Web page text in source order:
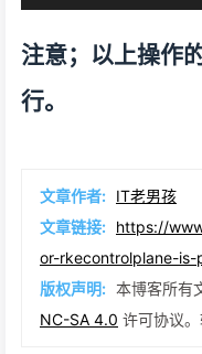
注意；以上操作
行。
文章作者: IT老男孩
文章链接: https://
or-rkecontrolplane-is-
版权声明: 本博客所有
NC-SA 4.0 许可协议